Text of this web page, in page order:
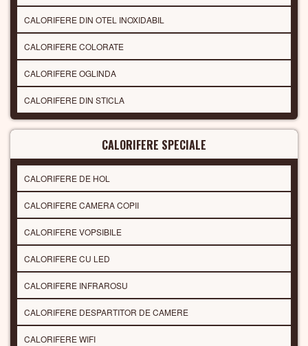
CALORIFERE DIN OTEL INOXIDABIL
CALORIFERE COLORATE
CALORIFERE OGLINDA
CALORIFERE DIN STICLA
CALORIFERE SPECIALE
CALORIFERE DE HOL
CALORIFERE CAMERA COPII
CALORIFERE VOPSIBILE
CALORIFERE CU LED
CALORIFERE INFRAROSU
CALORIFERE DESPARTITOR DE CAMERE
CALORIFERE WIFI